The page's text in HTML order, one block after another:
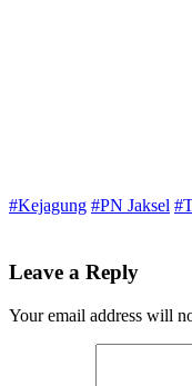
#Kejagung #PN Jaksel
Leave a Reply
Your email address will